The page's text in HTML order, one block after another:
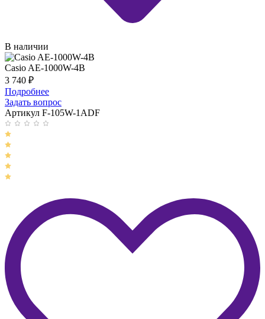
В наличии
Casio AE-1000W-4B
3 740 ₽
Подробнее
Задать вопрос
Артикул F-105W-1ADF